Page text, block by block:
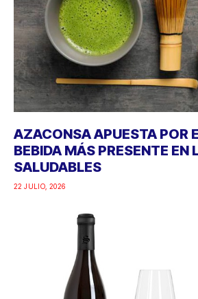
AZACONSA APUESTA POR
BEBIDA MÁS PRESENTE EN
SALUDABLES
22 JULIO, 2026